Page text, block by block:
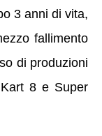
3 anni di vita,
fallimento
di produzioni
8 e Super